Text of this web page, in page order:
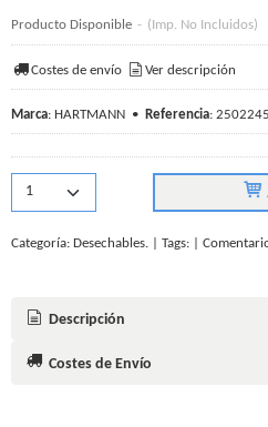
Producto Disponible - (Imp. No Incluidos)
Costes de envío Ver descripción
Marca: HARTMANN • Referencia: 2502245
Categoría: Desechables. Tags:
Descripción
Costes de Envío